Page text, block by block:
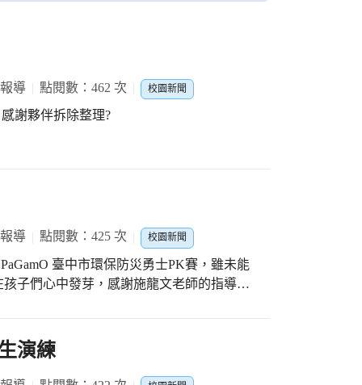
導 點閱數：462 次 校園新聞
Byebye 感謝夥伴拆除整理?
導 點閱數：425 次 校園新聞
臺中市環保防災勇士PK賽，雖未能
子們心中發芽，感謝施龍文老師的指導與
演練